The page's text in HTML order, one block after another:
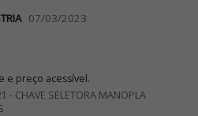
07/03/2023
e preço acessível.
- CHAVE SELETORA MANOPLA